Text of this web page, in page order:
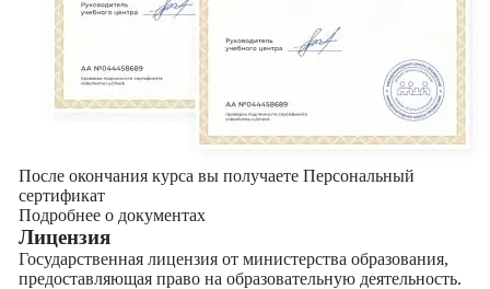
После окончания курса вы получаете Персональный
сертификат
Подробнее о документах
Лицензия
Государственная лицензия от министерства образования,
предоставляющая право на образовательную деятельность.